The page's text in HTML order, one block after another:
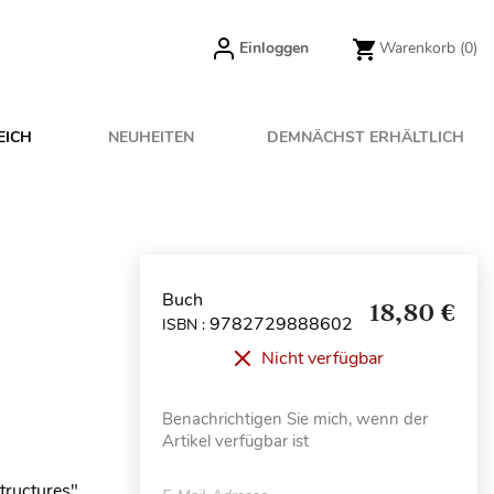
Einloggen Warenkorb (0)
NEUHEITEN DEMNÄCHST ERHÄLTLICH
Buch
ISBN : 9782729888602 18,80 €
Nicht verfügbar
Benachrichtigen Sie mich, wenn der
Artikel verfügbar ist